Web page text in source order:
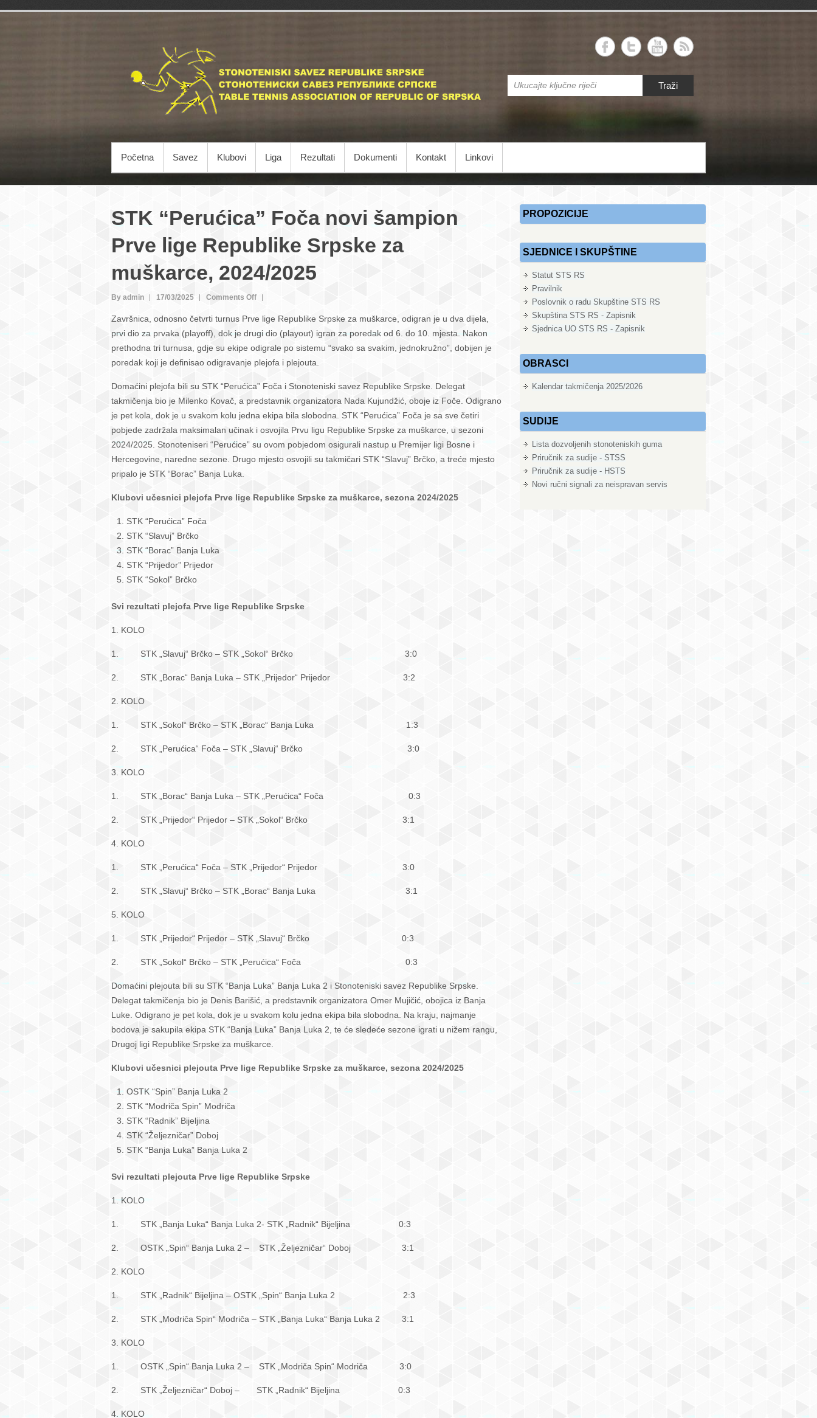
Stonoteniski savez Republike Srpske Traži
Početna Savez Klubovi Liga Rezultati Dokumenti Kontakt Linkovi
STK “Perućica” Foča novi šampion
Prve lige Republike Srpske za
muškarce, 2024/2025
By admin 17/03/2025 Comments Offon
“Perućica”
Foča
novi
šampion
Prve
lige
Republike
Srpske
za
muškarce,
Završnica, odnosno četvrti turnus Prve lige Republike Srpske za muškarce, odigran je u dva dijela,
prvi dio za prvaka (playoff), dok je drugi dio (playout) igran za poredak od 6. do 10. mjesta. Nakon
prethodna tri turnusa, gdje su ekipe odigrale po sistemu “svako sa svakim, jednokružno”, dobijen je
poredak koji je definisao odigravanje plejofa i plejouta.
Domaćini plejofa bili su STK “Perućica” Foča i Stonoteniski savez Republike Srpske. Delegat
takmičenja bio je Milenko Kovač, a predstavnik organizatora Nada Kujundžić, oboje iz Foče. Odigrano
je pet kola, dok je u svakom kolu jedna ekipa bila slobodna. STK “Perućica” Foča je sa sve četiri
pobjede zadržala maksimalan učinak i osvojila Prvu ligu Republike Srpske za muškarce, u sezoni
2024/2025. Stonoteniseri “Perućice” su ovom pobjedom osigurali nastup u Premijer ligi Bosne i
Hercegovine, naredne sezone. Drugo mjesto osvojili su takmičari STK “Slavuj” Brčko, a treće mjesto
pripalo je STK “Borac” Banja Luka.
Klubovi učesnici plejofa Prve lige Republike Srpske za muškarce, sezona 2024/2025
STK “Perućica” Foča
STK “Slavuj” Brčko
STK “Borac” Banja Luka
STK “Prijedor” Prijedor
STK “Sokol” Brčko
Svi rezultati plejofa Prve lige Republike Srpske
1. KOLO
1. STK „Slavuj“ Brčko – STK „Sokol“ Brčko 3:0
2. STK „Borac“ Banja Luka – STK „Prijedor“ Prijedor 3:2
2. KOLO
1. STK „Sokol“ Brčko – STK „Borac“ Banja Luka 1:3
2. STK „Perućica“ Foča – STK „Slavuj“ Brčko 3:0
3. KOLO
1. STK „Borac“ Banja Luka – STK „Perućica“ Foča 0:3
2. STK „Prijedor“ Prijedor – STK „Sokol“ Brčko 3:1
4. KOLO
1. STK „Perućica“ Foča – STK „Prijedor“ Prijedor 3:0
2. STK „Slavuj“ Brčko – STK „Borac“ Banja Luka 3:1
5. KOLO
1. STK „Prijedor“ Prijedor – STK „Slavuj“ Brčko 0:3
2. STK „Sokol“ Brčko – STK „Perućica“ Foča 0:3
Domaćini plejouta bili su STK “Banja Luka” Banja Luka 2 i Stonoteniski savez Republike Srpske.
Delegat takmičenja bio je Denis Barišić, a predstavnik organizatora Omer Mujičić, obojica iz Banja
Luke. Odigrano je pet kola, dok je u svakom kolu jedna ekipa bila slobodna. Na kraju, najmanje
bodova je sakupila ekipa STK “Banja Luka” Banja Luka 2, te će sledeće sezone igrati u nižem rangu,
Drugoj ligi Republike Srpske za muškarce.
Klubovi učesnici plejouta Prve lige Republike Srpske za muškarce, sezona 2024/2025
OSTK “Spin” Banja Luka 2
STK “Modriča Spin” Modriča
STK “Radnik” Bijeljina
STK “Željezničar” Doboj
STK “Banja Luka” Banja Luka 2
Svi rezultati plejouta Prve lige Republike Srpske
1. KOLO
1. STK „Banja Luka“ Banja Luka 2- STK „Radnik“ Bijeljina 0:3
2. OSTK „Spin“ Banja Luka 2 – STK „Željezničar“ Doboj 3:1
2. KOLO
1. STK „Radnik“ Bijeljina – OSTK „Spin“ Banja Luka 2 2:3
2. STK „Modriča Spin“ Modriča – STK „Banja Luka“ Banja Luka 2 3:1
3. KOLO
1. OSTK „Spin“ Banja Luka 2 – STK „Modriča Spin“ Modriča 3:0
2. STK „Željezničar“ Doboj – STK „Radnik“ Bijeljina 0:3
4. KOLO
PROPOZICIJE
SJEDNICE I SKUPŠTINE
Statut STS RS
Pravilnik
Poslovnik o radu Skupštine STS RS
Skupština STS RS - Zapisnik
Sjednica UO STS RS - Zapisnik
OBRASCI
Kalendar takmičenja 2025/2026
SUDIJE
Lista dozvoljenih stonoteniskih guma
Priručnik za sudije - STSS
Priručnik za sudije - HSTS
Novi ručni signali za neispravan servis